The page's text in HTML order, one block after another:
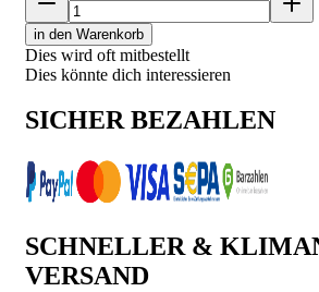
in den Warenkorb
Dies wird oft mitbestellt
Dies könnte dich interessieren
SICHER BEZAHLEN
SCHNELLER &
VERSAND